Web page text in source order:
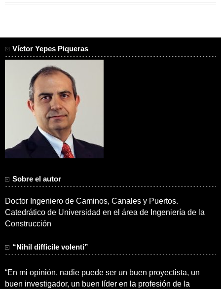
Víctor Yepes Piqueras
Sobre el autor
Doctor Ingeniero de Caminos, Canales y Puertos.
Catedrático de Universidad en el área de Ingeniería de la
Construcción
“Nihil difficile volenti”
“En mi opinión, nadie puede ser un buen proyectista, un
buen investigador, un buen líder en la profesión de la